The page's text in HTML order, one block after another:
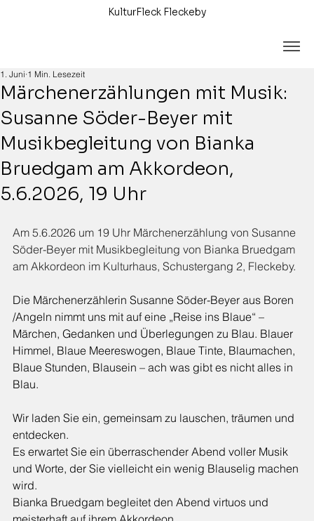
KulturFleck Fleckeby
Märchenerzählungen mit Musik:
Susanne Söder-Beyer mit
Musikbegleitung von Bianka
Bruedgam am Akkordeon,
5.6.2026, 19 Uhr
1. Juni 1 Min. Lesezeit
Am 5.6.2026 um 19 Uhr Märchenerzählung von Susanne
Söder-Beyer mit Musikbegleitung von Bianka Bruedgam
am Akkordeon im Kulturhaus, Schustergang 2, Fleckeby.
Die Märchenerzählerin Susanne Söder-Beyer aus Boren
/Angeln nimmt uns mit auf eine „Reise ins Blaue“ –
Märchen, Gedanken und Überlegungen zu Blau. Blauer
Himmel, Blaue Meereswogen, Blaue Tinte, Blaumachen,
Blaue Stunden, Blausein – ach was gibt es nicht alles in
Blau.
Wir laden Sie ein, gemeinsam zu lauschen, träumen und
entdecken.
Es erwartet Sie ein überraschender Abend voller Musik
und Worte, der Sie vielleicht ein wenig Blauselig machen
wird.
Bianka Bruedgam begleitet den Abend virtuos und